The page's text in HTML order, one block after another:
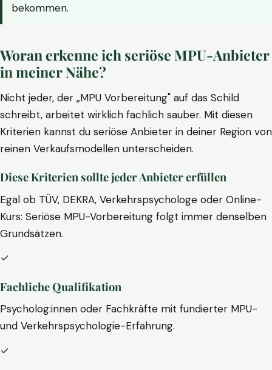
bekommen.
Woran erkenne ich seriöse MPU-Anbieter
in meiner Nähe?
Nicht jeder, der „MPU Vorbereitung" auf das Schild
schreibt, arbeitet wirklich fachlich sauber. Mit diesen
Kriterien kannst du seriöse Anbieter in deiner Region von
reinen Verkaufsmodellen unterscheiden.
Diese Kriterien sollte jeder Anbieter erfüllen
Egal ob TÜV, DEKRA, Verkehrspsychologe oder Online-
Kurs: Seriöse MPU-Vorbereitung folgt immer denselben
Grundsätzen.
✓
Fachliche Qualifikation
Psycholog:innen oder Fachkräfte mit fundierter MPU-
und Verkehrspsychologie-Erfahrung.
✓